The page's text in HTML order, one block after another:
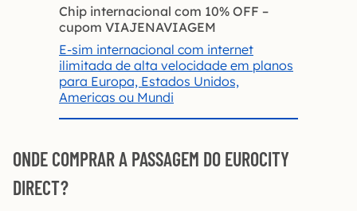
Chip internacional com 10% OFF –
cupom VIAJENAVIAGEM
E-sim internacional com internet
ilimitada de alta velocidade em planos
para Europa, Estados Unidos,
Americas ou Mundi
ONDE COMPRAR A PASSAGEM DO EUROCITY
DIRECT?